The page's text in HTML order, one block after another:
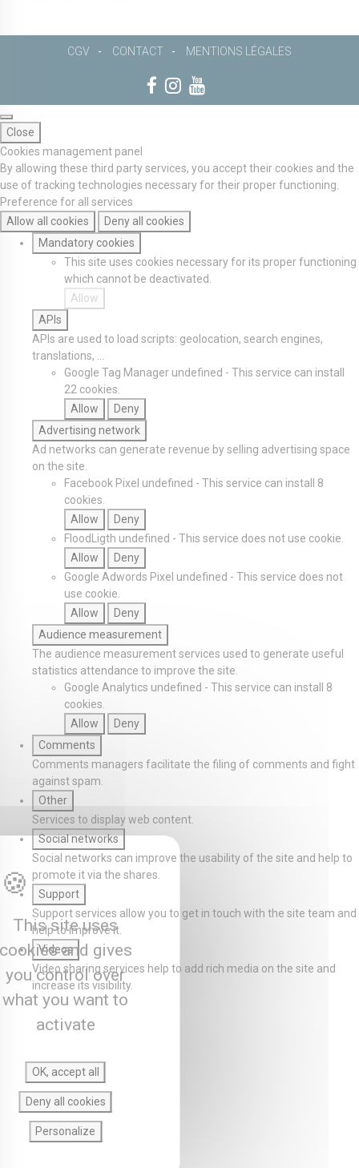
CGV CONTACT MENTIONS LÉGALES
Close
Cookies management panel
By allowing these third party services, you accept their cookies and the
use of tracking technologies necessary for their proper functioning.
Preference for all services
Allow all cookies
Deny all cookies
Mandatory cookies
This site uses cookies necessary for its proper functioning
which cannot be deactivated.
Allow
APIs
APIs are used to load scripts: geolocation, search engines,
translations, ...
Google Tag Manager undefined - This service can install
22 cookies.
Allow
Deny
Advertising network
Ad networks can generate revenue by selling advertising space
on the site.
Facebook Pixel undefined - This service can install 8
cookies.
Allow
Deny
FloodLigth undefined - This service does not use cookie.
Allow
Deny
Google Adwords Pixel undefined - This service does not
use cookie.
Allow
Deny
Audience measurement
The audience measurement services used to generate useful
statistics attendance to improve the site.
Google Analytics undefined - This service can install 8
cookies.
Allow
Deny
Comments
Comments managers facilitate the filing of comments and fight
against spam.
Other
Services to display web content.
Social networks
Social networks can improve the usability of the site and help to
promote it via the shares.
Support
Support services allow you to get in touch with the site team and
help to improve it.
Videos
Video sharing services help to add rich media on the site and
increase its visibility.
This site uses
and gives
you control over
what you want to
activate
OK, accept all
Deny all cookies
Personalize